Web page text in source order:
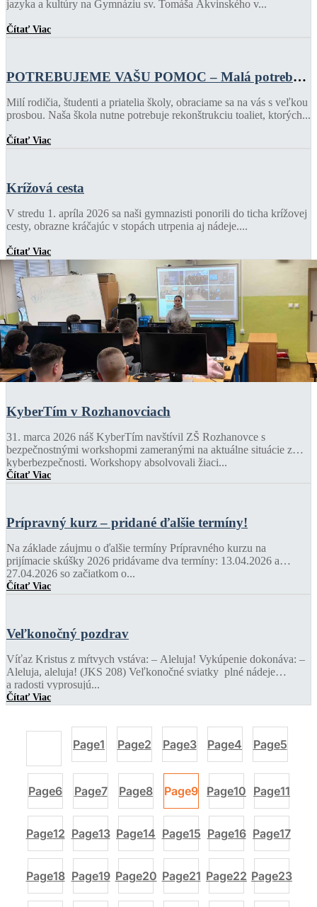
jazyka a kultúry na Gymnáziu sv. Tomáša Akvinského v...
Čítať Viac
POTREBUJEME VAŠU POMOC – Malá potreba,
Milí rodičia, študenti a priatelia školy, obraciame sa na vás s veľkou
prosbou. Naša škola nutne potrebuje rekonštrukciu toaliet, ktorých...
Čítať Viac
Krížová cesta
V stredu 1. apríla 2026 sa naši gymnazisti ponorili do ticha krížovej
cesty, obrazne kráčajúc v stopách utrpenia aj nádeje....
Čítať Viac
KyberTím v Rozhanovciach
31. marca 2026 náš KyberTím navštívil ZŠ Rozhanovce s
bezpečnostnými workshopmi zameranými na aktuálne situácie z
kyberbezpečnosti. Workshopy absolvovali žiaci...
Čítať Viac
Prípravný kurz – pridané ďalšie termíny!
Na základe záujmu o ďalšie termíny Prípravného kurzu na
prijímacie skúšky 2026 pridávame dva termíny: 13.04.2026 a
27.04.2026 so začiatkom o...
Čítať Viac
Veľkonočný pozdrav
Víťaz Kristus z mŕtvych vstáva: – Aleluja! Vykúpenie dokonáva: –
Aleluja, aleluja! (JKS 208) Veľkonočné sviatky plné nádeje
a radosti vyprosujú...
Čítať Viac
Page1 Page2 Page3 Page4 Page5
Page6 Page7 Page8 Page9 Page10 Page11
Page12 Page13 Page14 Page15 Page16 Page17
Page18 Page19 Page20 Page21 Page22 Page23